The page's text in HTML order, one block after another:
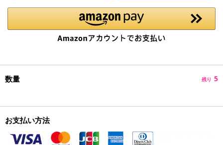
数量 残り 5
お支払い方法